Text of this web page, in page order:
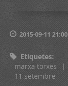
2015-09-11 21:00
Etiquetes:
marxa torxes
|
11 setembre